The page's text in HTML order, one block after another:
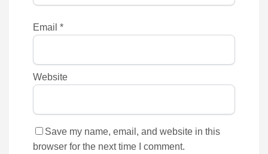
Email *
Website
Save my name, email, and website in this
browser for the next time I comment.